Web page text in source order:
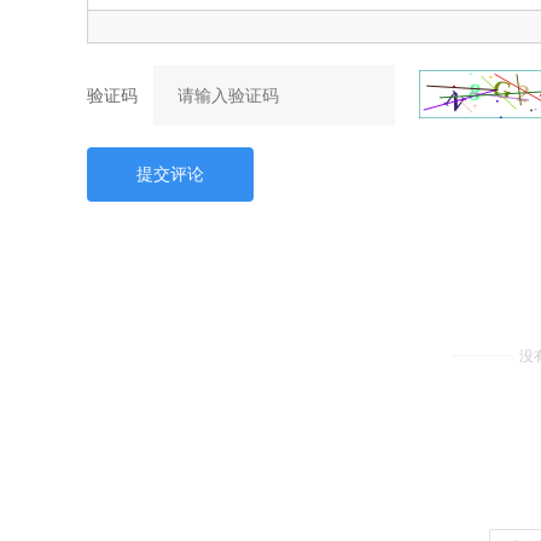
验证码
提交评论
没